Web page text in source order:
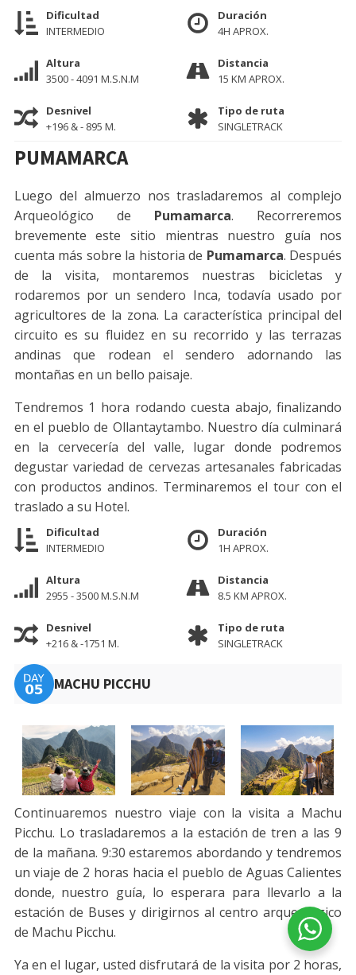
Dificultad
INTERMEDIO
Duración
4H APROX.
Altura
3500 - 4091 M.S.N.M
Distancia
15 KM APROX.
Desnivel
+196 & - 895 M.
Tipo de ruta
SINGLETRACK
PUMAMARCA
Luego del almuerzo nos trasladaremos al complejo
Arqueológico de Pumamarca. Recorreremos
brevemente este sitio mientras nuestro guía nos
cuenta más sobre la historia de Pumamarca. Después
de la visita, montaremos nuestras bicicletas y
rodaremos por un sendero Inca, todavía usado por
agricultores de la zona. La característica principal del
circuito es su fluidez en su recorrido y las terrazas
andinas que rodean el sendero adornando las
montañas en un bello paisaje.
Tendremos 1 hora rodando cuesta abajo, finalizando
en el pueblo de Ollantaytambo. Nuestro día culminará
en la cervecería del valle, lugar donde podremos
degustar variedad de cervezas artesanales fabricadas
con productos andinos. Terminaremos el tour con el
traslado a su Hotel.
Dificultad
INTERMEDIO
Duración
1H APROX.
Altura
2955 - 3500 M.S.N.M
Distancia
8.5 KM APROX.
Desnivel
+216 & -1751 M.
Tipo de ruta
SINGLETRACK
MACHU PICCHU
Continuaremos nuestro viaje con la visita a Machu
Picchu. Lo trasladaremos a la estación de tren a las 9
de la mañana. 9:30 estaremos abordando y tendremos
un viaje de 2 horas hacia el pueblo de Aguas Calientes
donde, nuestro guía, lo esperara para llevarlo a la
estación de Buses y dirigirnos al centro arqueológico
de Machu Picchu.
Ya en el lugar, usted disfrutará de la visita por 2 horas,